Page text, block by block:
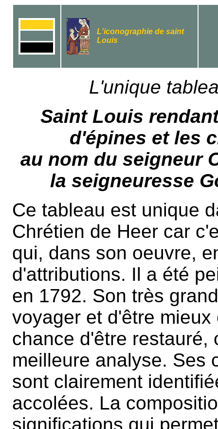
L'iconographie de saint
Louis
L'unique
Saint Louis
d'épines et les
au nom du seigneur
la seigneuresse
Ce tableau est unique
Chrétien de Heer car
qui, dans son oeuvre,
d'attributions. Il a été
en 1792. Son très
voyager et d'être
chance d'être restauré,
meilleure analyse. Ses
sont clairement
accolées. La
significations qui